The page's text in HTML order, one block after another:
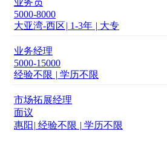
业务员
5000-8000
大亚湾-西区| 1-3年 | 大专
业务经理
5000-15000
经验不限 | 学历不限
市场拓展经理
面议
惠阳 | 经验不限 | 学历不限